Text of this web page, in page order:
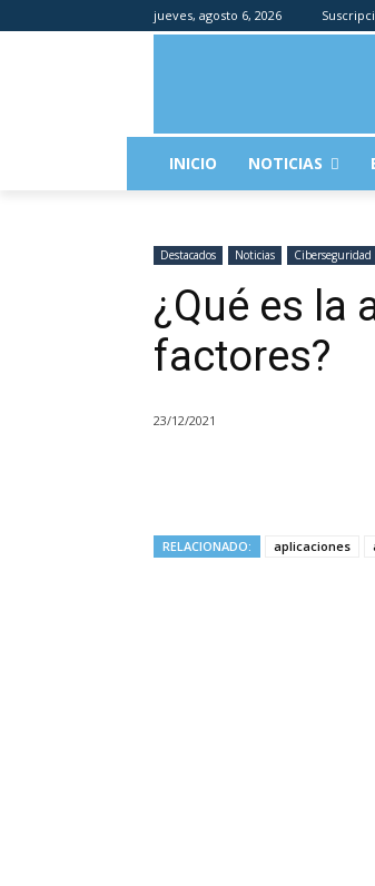
jueves, agosto 6, 2026
INICIO NOTICIAS
Destacados Noticias Ciberseguridad
¿Qué es la
factores?
23/12/2021
RELACIONADO: aplicaciones